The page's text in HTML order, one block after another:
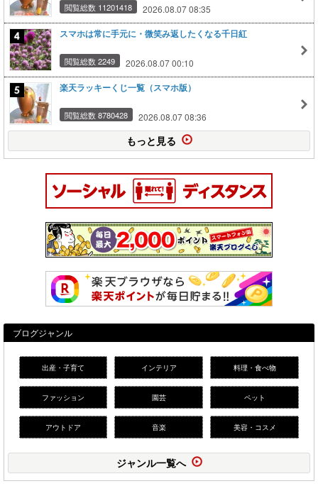
閲覧総数 11201418 2026.08.07 08:35
スマホは常に手元に・微笑み返したくなる千日紅
閲覧総数 2249 2026.08.07 00:10
楽天ラッキーくじ一覧（スマホ版）
閲覧総数 8780428 2026.08.07 08:36
もっと見る
ブログジャンル
出産・子育て インテリア 料理・食べ物
ファッション 園芸 ペット
アウトドア 音楽 美容・コスメ
ジャンル一覧へ